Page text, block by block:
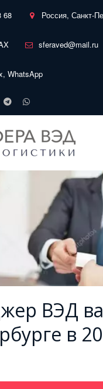
68 Россия, Санкт-
sferaved@mail.ru
WhatsApp
ВЭД
в